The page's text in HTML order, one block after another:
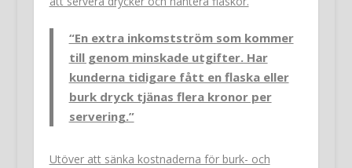
“En extra inkomstström som kommer
till genom minskade utgifter. Har
kunderna tidigare fått en flaska eller
burk dryck tjänas flera kronor per
servering.”
Utöver att sänka kostnaderna för burk- och